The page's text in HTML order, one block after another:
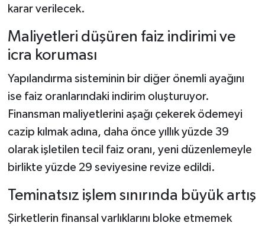
karar verilecek.
Maliyetleri düşüren faiz indirimi ve
icra koruması
Yapılandırma sisteminin bir diğer önemli ayağını
ise faiz oranlarındaki indirim oluşturuyor.
Finansman maliyetlerini aşağı çekerek ödemeyi
cazip kılmak adına, daha önce yıllık yüzde 39
olarak işletilen tecil faiz oranı, yeni düzenlemeyle
birlikte yüzde 29 seviyesine revize edildi.
Teminatsız işlem sınırında büyük artış
Şirketlerin finansal varlıklarını bloke etmemek